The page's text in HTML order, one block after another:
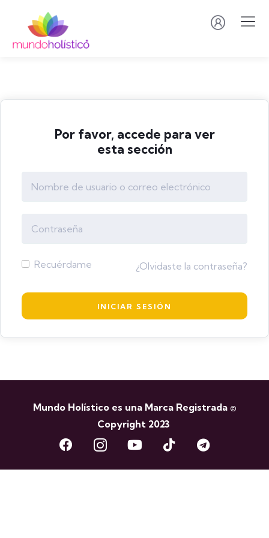
Por favor, accede para ver
esta sección
Recuérdame ¿Olvidaste la contraseña?
Mundo Holístico es una Marca Registrada ©
Copyright 2023